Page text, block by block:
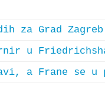
za Grad
u
a Frane se u